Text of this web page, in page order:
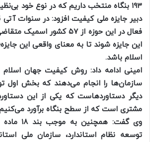
۱۹۳ بنگاه منتخب داریم که در نوع خود بی‌نظیر است.
دبیر جایزه ملی کیفیت افزود: در سنوات
فعال در این حوزه از ۵۷ کشور
این جایزه شوند تا به معنای واقعی این
اسلام باشد.
امینی ادامه داد: روش کیفیت جهان
سازمان‌ها را انجام می‌دهند که بخش اول
دیگر دستاوردهاست که یکی از این
مشتری است که از سطح بنگاه برآورد
وی گفت:‌
توسعه نظام استاندارد، سازمان ملی